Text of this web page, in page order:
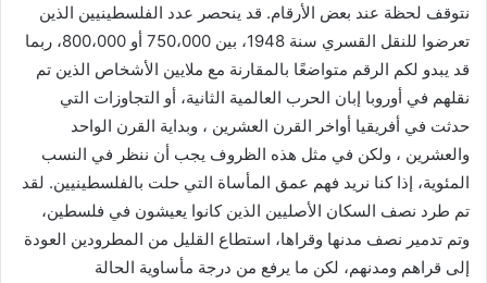
نتوقف لحظة عند بعض الأرقام. قد ينحصر عدد الفلسطينيين الذين
تعرضوا للنقل القسري سنة 1948، بين 750،000 أو 800،000، ربما
قد يبدو لكم الرقم متواضعًا بالمقارنة مع ملايين الأشخاص الذين تم
نقلهم في أوروبا إبان الحرب العالمية الثانية، أو التجاوزات التي
حدثت في أفريقيا أواخر القرن العشرين ، وبداية القرن الواحد
والعشرين ، ولكن في مثل هذه الظروف يجب أن ننظر في النسب
المئوية، إذا كنا نريد فهم عمق المأساة التي حلت بالفلسطينيين. لقد
تم طرد نصف السكان الأصليين الذين كانوا يعيشون في فلسطين،
وتم تدمير نصف مدنها وقراها، استطاع القليل من المطرودين العودة
إلى قراهم ومدنهم، لكن ما يرفع من درجة مأساوية الحالة